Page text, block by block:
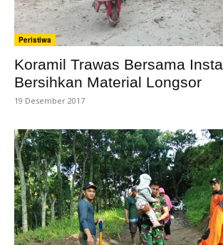
Peristiwa
Koramil Trawas Bersama
Bersihkan Material Longsor
19 Desember 2017